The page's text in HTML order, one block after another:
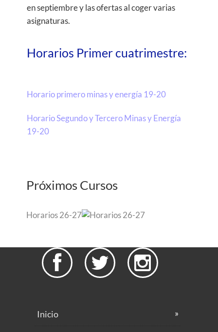
en septiembre y las ofertas al coger varias
asignaturas.
Horarios Primer cuatrimestre:
Horario primero minas y energía 19-20
Horario Segundo y Tercero Minas y Energía
19-20
Próximos Cursos
Horarios 26-27
  
Inicio